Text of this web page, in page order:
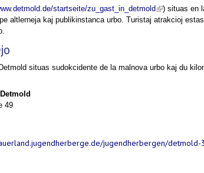
startseite/zu_gast_in_detmold(link is
) situas en
altlerneja kaj publikinstanca urbo. Turistaj atrakcioj
situas sudokcidente de la malnova urbo kaj du
49
jugendherbergen/